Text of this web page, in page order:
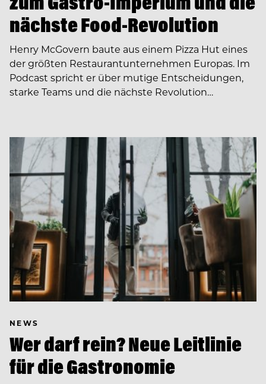
nächste Food-Revolution
Henry McGovern baute aus einem Pizza Hut eines
der größten Restaurantunternehmen Europas. Im
Podcast spricht er über mutige Entscheidungen,
starke Teams und die nächste Revolution…
NEWS
Wer darf rein? Neue Leitlinie
für die Gastronomie